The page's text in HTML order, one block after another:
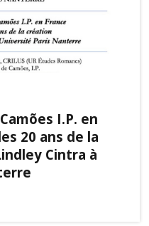
I.P. en
20 ans de la
Cintra à